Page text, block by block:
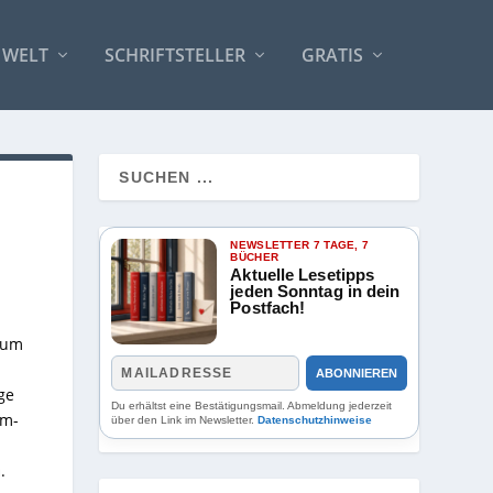
SCHRIFTSTELLER GRATIS
NEWSLETTER 7 TAGE, 7
BÜCHER
Aktuelle Lesetipps
jeden Sonntag in dein
Postfach!
ABONNIEREN
Du erhältst eine Bestätigungsmail. Abmeldung jederzeit
über den Link im Newsletter.Datenschutzhinweise